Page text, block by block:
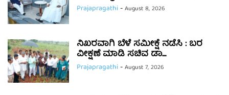
Prajapragathi-August 8, 2026
ನಿಖರವಾಗಿ ಬೆಳೆ ಸಮೀಕ್ಷೆ ನಡೆಸಿ : ಬರ
ವೀಕ್ಷಣೆ ಮಾಡಿ ಸಚಿವ ಡಾ....
Prajapragathi-August 7, 2026